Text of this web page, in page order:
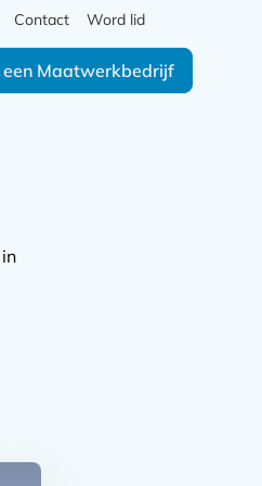
een Maatwerkbedrijf
Contact Word lid